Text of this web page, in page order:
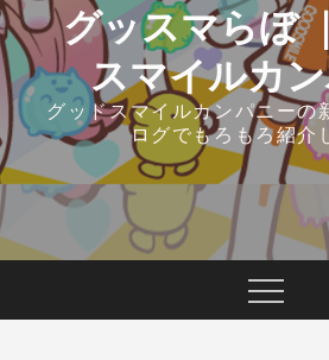
グッスマらぼ
スマイルカ
グッドスマイルカンパニーの
ログでもろもろ紹介